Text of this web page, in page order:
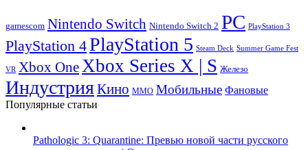
gamescom Nintendo Switch Nintendo Switch 2 PC PlayStation 3
PlayStation 4PlayStation 5 Steam Deck Summer Game Fest
VR Xbox One Xbox Series X | S Железо
ИндустрияКино ММО Мобильные Фановые
Популярные статьи
Pathologic 3: Quarantine: Превью новой части русского